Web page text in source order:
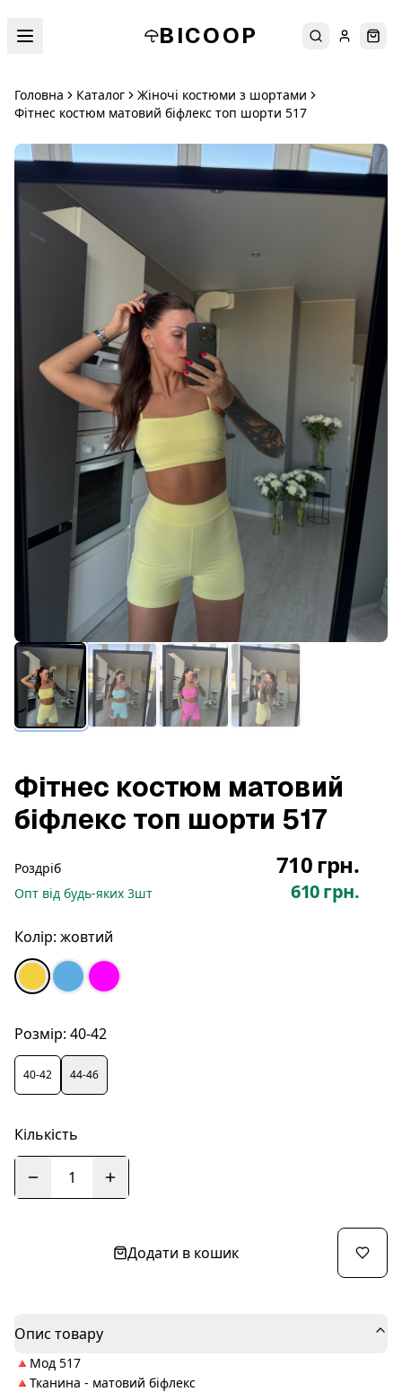
BICOOP ПошукУвійти
Головна Каталог
Жіночі костюми з шортами
Фітнес костюм матовий біфлекс топ шорти 517
Фітнес костюм матовий
біфлекс топ шорти 517
Роздріб 710 грн.
Опт від будь-яких 3шт 610 грн.
Колір: жовтий
Розмір: 40-42
40-42 44-46
Кількість
1
Додати в кошик
Опис товару
🔺Мод 517
🔺Тканина - матовий біфлекс